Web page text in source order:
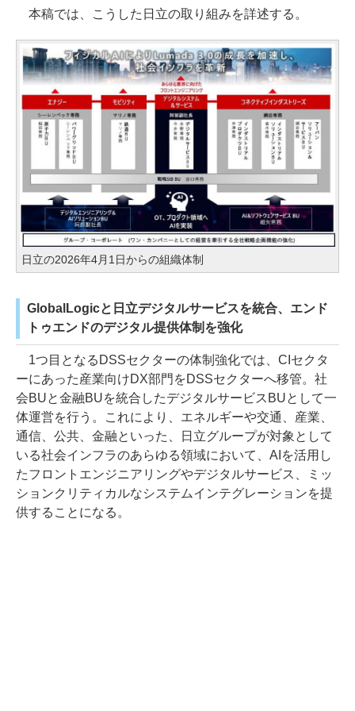
本稿では、こうした日立の取り組みを詳述する。
日立の2026年4月1日からの組織体制
GlobalLogicと日立デジタルサービスを統合、エンド
トゥエンドのデジタル提供体制を強化
1つ目となるDSSセクターの体制強化では、CIセクタ
ーにあった産業向けDX部門をDSSセクターへ移管。社
会BUと金融BUを統合したデジタルサービスBUとして一
体運営を行う。これにより、エネルギーや交通、産業、
通信、公共、金融といった、日立グループが対象として
いる社会インフラのあらゆる領域において、AIを活用し
たフロントエンジニアリングやデジタルサービス、ミッ
ションクリティカルなシステムインテグレーションを提
供することになる。